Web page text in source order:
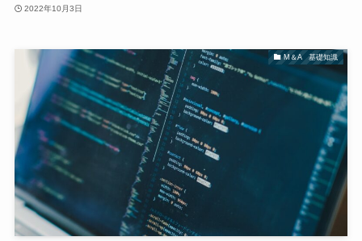
2022年10月3日
M＆A 基礎知識